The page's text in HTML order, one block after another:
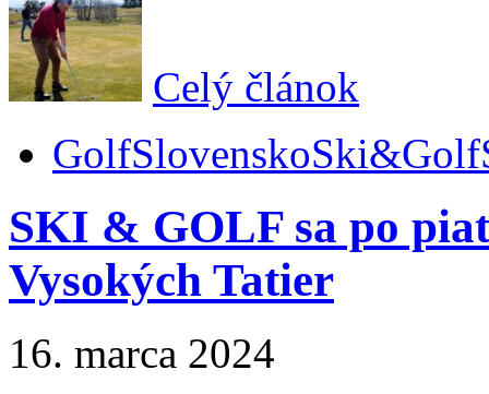
Celý článok
GolfSlovenskoSki&Golf
SKI & GOLF sa po
Vysokých Tatier
16. marca 2024